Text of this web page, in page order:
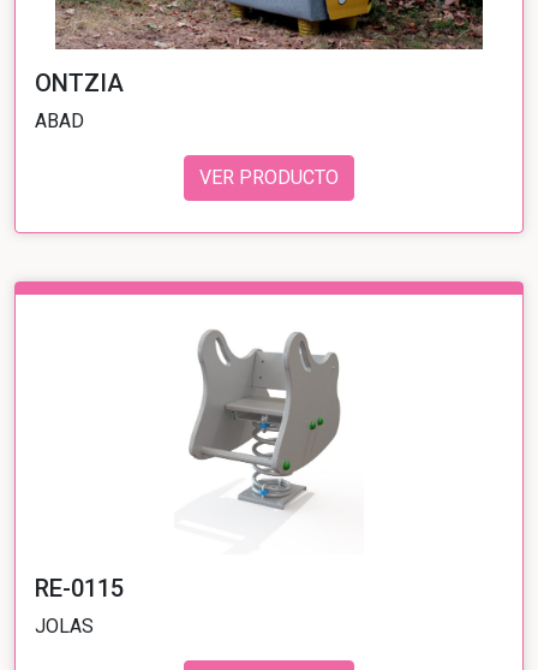
ONTZIA
ABAD
VER PRODUCTO
RE-0115
JOLAS